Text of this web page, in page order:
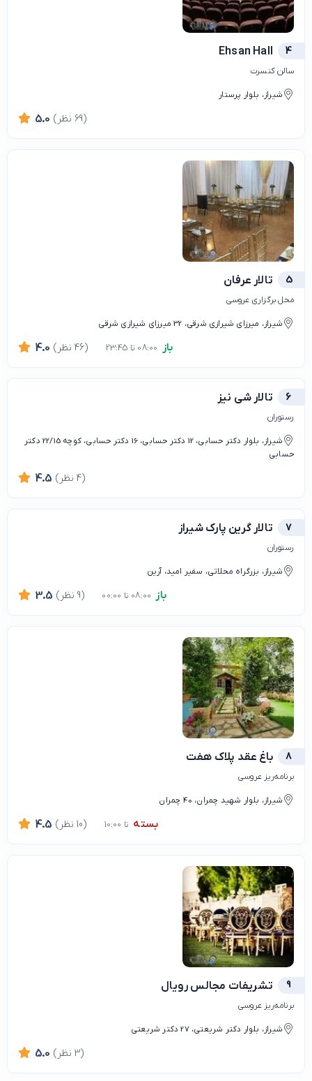
4
Ehsan Hall
سالن کنسرت
شیراز، بلوار پرستار
5.0 (69 نظر)
5 تالار عرفان
محل برگزاری عروسی
شیراز، میرزای شیرازی شرقی، 32 میرزای شیرازی شرقی
باز 4.0 (46 نظر)
6 تالار شی نیز
رستوران
شیراز، بلوار دکتر حسابی، 12 دکتر حسابی، 16 دکتر حسابی، کوچه 22/15 دکتر
حسابی
4.5 (4 نظر)
7 تالار گرین پارک شیراز
رستوران
شیراز، بزرگراه محلاتی، سفیر امید، آرین
باز 3.5 (9 نظر)
8 باغ عقد پلاک هفت
برنامه‌ریز عروسی
شیراز، بلوار شهید چمران، 40 چمران
بسته تا 10:00 4.5 (10 نظر)
9 تشریفات مجالس رویال
برنامه‌ریز عروسی
شیراز، بلوار دکتر شریعتی، 27 دکتر شریعتی
5.0 (3 نظر)